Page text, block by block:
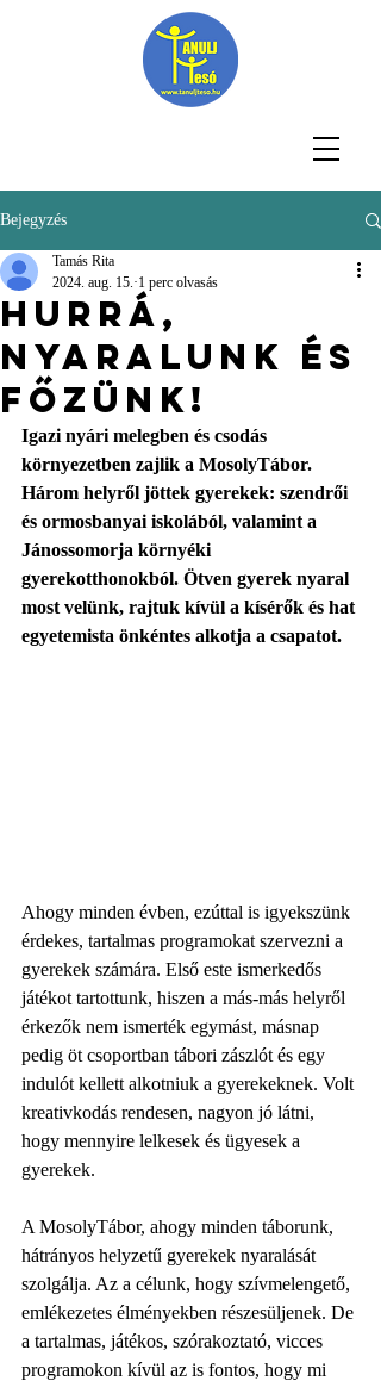
Bejegyzés
Hurrá,
nyaralunk és
főzünk!
Tamás Rita
2024. aug. 15. 1 perc olvasás
Igazi nyári melegben és csodás
környezetben zajlik a MosolyTábor.
Három helyről jöttek gyerekek: szendrői
és ormosbanyai iskolából, valamint a
Jánossomorja környéki
gyerekotthonokból. Ötven gyerek nyaral
most velünk, rajtuk kívül a kísérők és hat
egyetemista önkéntes alkotja a csapatot.
Ahogy minden évben, ezúttal is igyekszünk
érdekes, tartalmas programokat szervezni a
gyerekek számára. Első este ismerkedős
játékot tartottunk, hiszen a más-más helyről
érkezők nem ismerték egymást, másnap
pedig öt csoportban tábori zászlót és egy
indulót kellett alkotniuk a gyerekeknek. Volt
kreativkodás rendesen, nagyon jó látni,
hogy mennyire lelkesek és ügyesek a
gyerekek.
A MosolyTábor, ahogy minden táborunk,
hátrányos helyzetű gyerekek nyaralását
szolgálja. Az a célunk, hogy szívmelengető,
emlékezetes élményekben részesüljenek. De
a tartalmas, játékos, szórakoztató, vicces
programokon kívül az is fontos, hogy mi